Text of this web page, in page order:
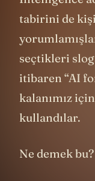
tabirini de
seçtikleri
itibaren “AI
kalanımız
kullandılar.
Ne demek